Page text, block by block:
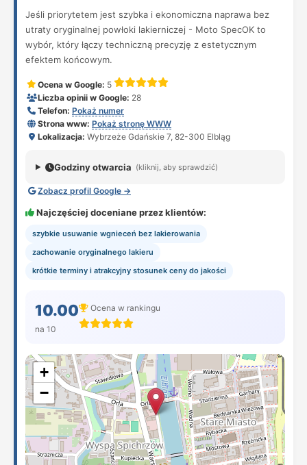
Jeśli priorytetem jest szybka i ekonomiczna naprawa bez
utraty oryginalnej powłoki lakierniczej - Moto SpecOK to
wybór, który łączy techniczną precyzję z estetycznym
efektem końcowym.
Ocena w Google: 5
Liczba opinii w Google: 28
Telefon: Pokaż numer
Strona www: Pokaż stronę WWW
Lokalizacja: Wybrzeże Gdańskie 7, 82-300 Elbląg
Godziny otwarcia (kliknij, aby sprawdzić)
Zobacz profil Google →
Najczęściej doceniane przez klientów:
szybkie usuwanie wgnieceń bez lakierowania
zachowanie oryginalnego lakieru
krótkie terminy i atrakcyjny stosunek ceny do jakości
10.00
na 10
Ocena w rankingu
+
−